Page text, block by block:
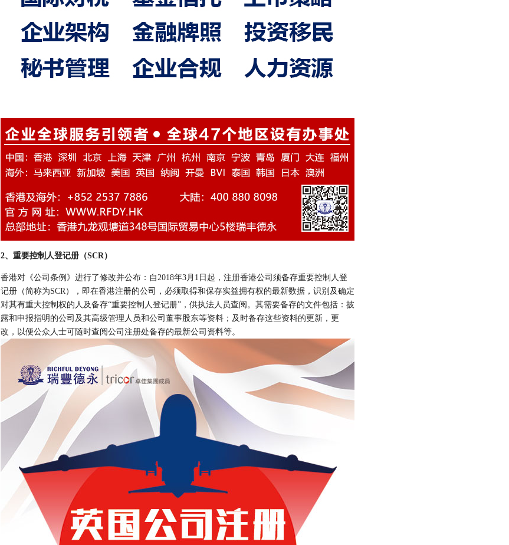
2、重要控制人登记册（SCR）
香港对《公司条例》进行了修改并公布：自2018年3月1日起，注册香港公司须备存重要控制人登
记册（简称为SCR），即在香港注册的公司，必须取得和保存实益拥有权的最新数据，识别及确定
对其有重大控制权的人及备存“重要控制人登记册”，供执法人员查阅。其需要备存的文件包括：披
露和申报指明的公司及其高级管理人员和公司董事股东等资料；及时备存这些资料的更新，更
改，以便公众人士可随时查阅公司注册处备存的最新公司资料等。